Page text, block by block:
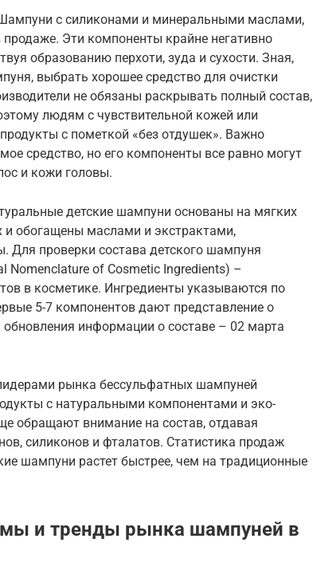
с силиконами и минеральными маслами,
Эти компоненты крайне негативно
образованию перхоти, зуда и сухости. Зная,
выбрать хорошее средство для очистки
не обязаны раскрывать полный состав,
людям с чувствительной кожей или
с пометкой «без отдушек». Важно
средство, но его компоненты все равно могут
и кожи головы.
детские шампуни основаны на мягких
и обогащены маслами и экстрактами,
проверки состава детского шампуня
Nomenclature of Cosmetic Ingredients) –
в косметике. Ингредиенты указываются по
5-7 компонентов дают представление о
информации о составе – 02 марта
рынка бессульфатных шампуней
с натуральными компонентами и эко-
обращают внимание на состав, отдавая
силиконов и фталатов. Статистика продаж
шампуни растет быстрее, чем на традиционные
и тренды рынка шампуней в